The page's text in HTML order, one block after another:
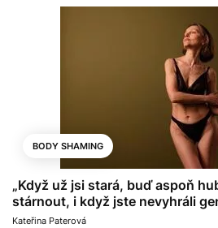
BODY SHAMING
„Když už jsi stará, buď aspoň
stárnout, i když jste nevyhráli
Kateřina Paterová